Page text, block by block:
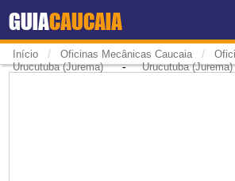
GUIACAUCAIA
Início / Oficinas Mecânicas Caucaia /
Urucutuba (Jurema)-Urucutuba (Jurema)